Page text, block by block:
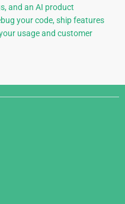
and an AI product
your code, ship features
usage and customer